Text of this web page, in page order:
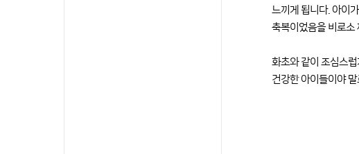
느끼게 됩니다. 아이
축복이었음을 비로소
화초와 같이 조심스
건강한 아이들이야